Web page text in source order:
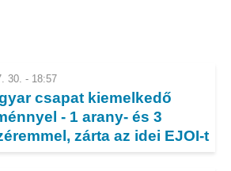
az első Európai Mesterséges
Közép-Európai Informatikai
30. - 18:57
csapat kiemelkedő
- 1 arany- és 3
zárta az idei EJOI-t